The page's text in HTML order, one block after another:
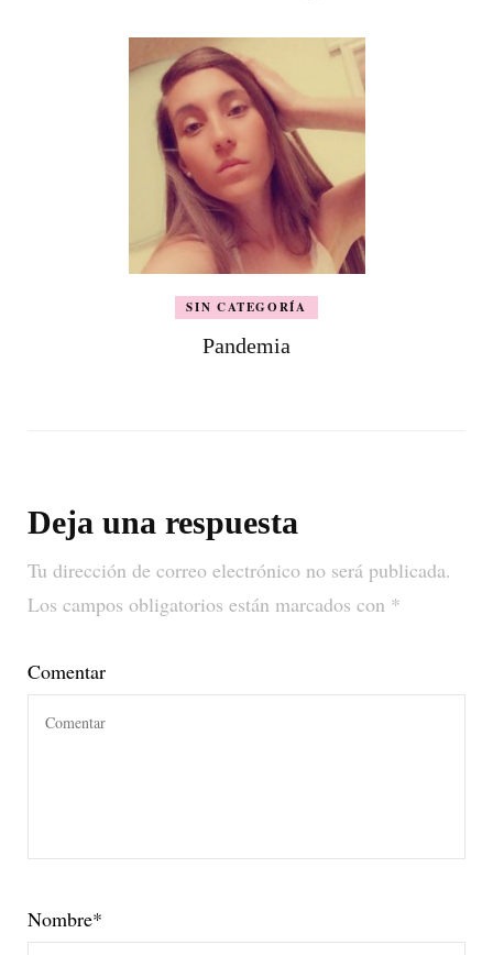
SIN CATEGORÍA
Pandemia
Deja una respuesta
Tu dirección de correo electrónico no será publicada.
Los campos obligatorios están marcados con *
Comentar
Nombre*